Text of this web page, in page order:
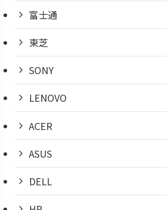
富士通
東芝
SONY
LENOVO
ACER
ASUS
DELL